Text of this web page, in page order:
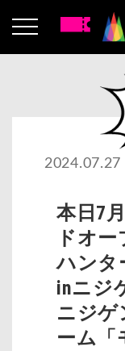
2024.07.27
本日7
ドオ
ハンタ
inニジ
ニジゲ
ーム「